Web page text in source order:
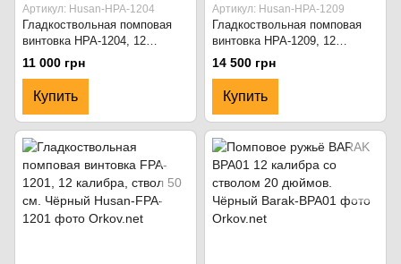
Артикул: Husan-HPA-1204
Гладкоствольная помповая
винтовка HPA-1204, 12
калибра, ствол 50 см. Чёрный
11 000 грн
Купить
Артикул: Husan-HPA-1209
Гладкоствольная помповая
винтовка HPA-1209, 12
калибра, ствол 50 см.
Древесина
14 500 грн
Купить